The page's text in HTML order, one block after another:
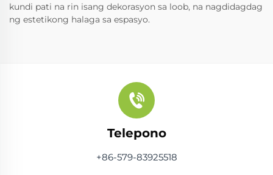
kundi pati na rin isang dekorasyon sa loob, na nagdidagdag
ng estetikong halaga sa espasyo.
Telepono
+86-579-83925518